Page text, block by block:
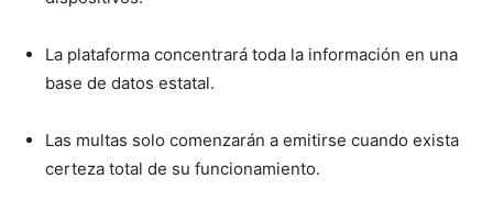
La plataforma concentrará toda la información en una
base de datos estatal.
Las multas solo comenzarán a emitirse cuando exista
certeza total de su funcionamiento.